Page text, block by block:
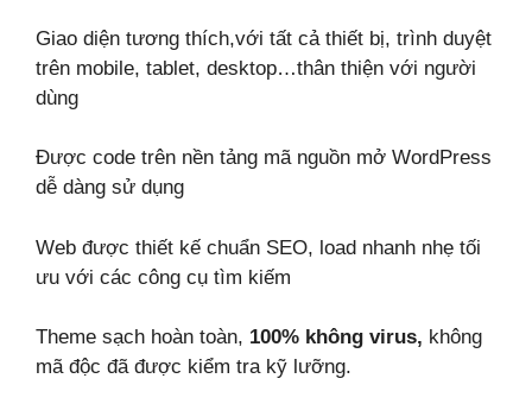
Giao diện tương thích,với tất cả thiết bị, trình duyệt
trên mobile, tablet, desktop…thân thiện với người
dùng
Được code trên nền tảng mã nguồn mở WordPress
dễ dàng sử dụng
Web được thiết kế chuẩn SEO, load nhanh nhẹ tối
ưu với các công cụ tìm kiếm
Theme sạch hoàn toàn, 100% không virus, không
mã độc đã được kiểm tra kỹ lưỡng.